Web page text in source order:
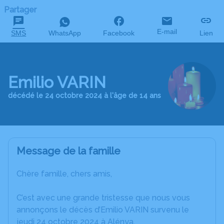
Partager
SMS WhatsApp Facebook E-mail Lien
Emilio VARIN
décédé le 24 octobre 2024 à l'âge de 14 ans
Message de la famille
Chère famille, chers amis,
C’est avec une grande tristesse que nous vous
annonçons le décès d’Emilio VARIN survenu le
jeudi 24 octobre 2024 à Alénya.